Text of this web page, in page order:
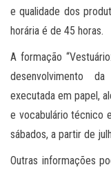
e qualidade dos
horária é de 45 horas.
A formação
desenvolvimento
executada em papel,
e vocabulário técnico
sábados, a partir de
Outras informações